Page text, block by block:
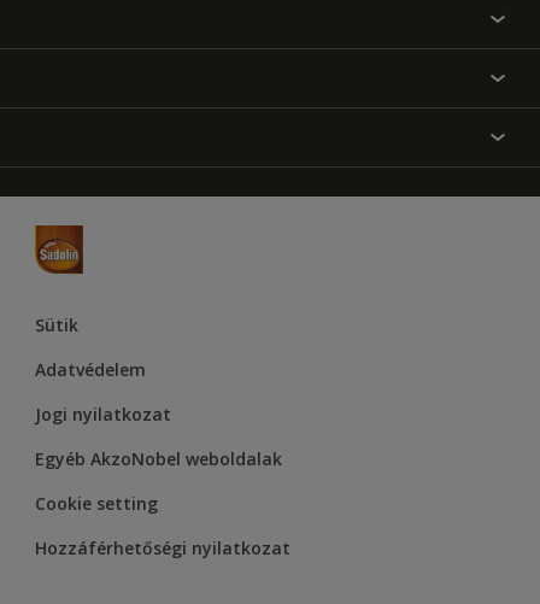
Üzlet kereső
Inspiráció
Hozzáférhetőség
Dulux
Supralux
Sütik
Adatvédelem
Jogi nyilatkozat
Egyéb AkzoNobel weboldalak
Cookie setting
Hozzáférhetőségi nyilatkozat